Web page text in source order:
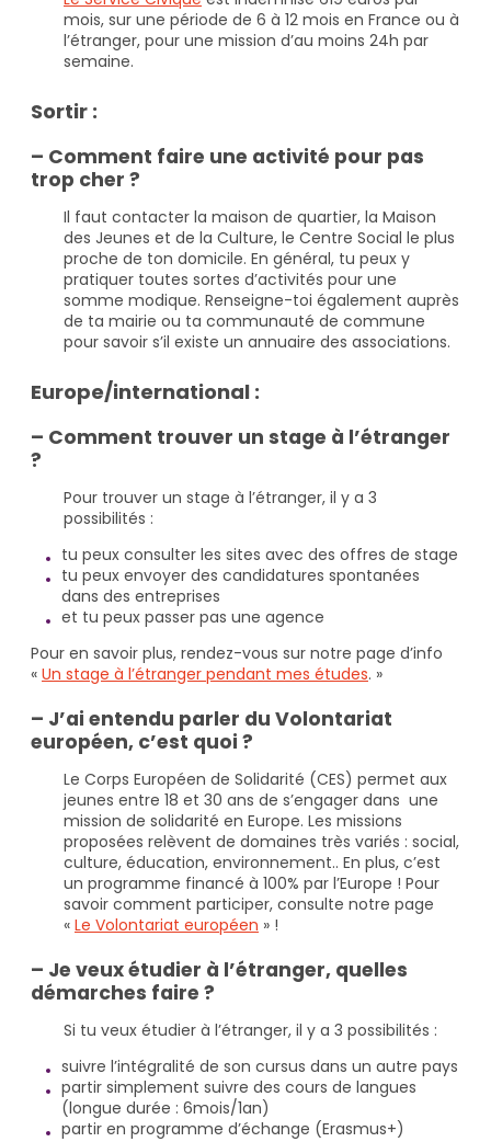
mois, sur une période de 6 à 12 mois en France ou à
l’étranger, pour une mission d’au moins 24h par
semaine.
Sortir :
– Comment faire une activité pour pas
trop cher ?
Il faut contacter la maison de quartier, la Maison
des Jeunes et de la Culture, le Centre Social le plus
proche de ton domicile. En général, tu peux y
pratiquer toutes sortes d’activités pour une
somme modique. Renseigne-toi également auprès
de ta mairie ou ta communauté de commune
pour savoir s’il existe un annuaire des associations.
Europe/international :
– Comment trouver un stage à l’étranger
?
Pour trouver un stage à l’étranger, il y a 3
possibilités :
tu peux consulter les sites avec des offres de stage
tu peux envoyer des candidatures spontanées
dans des entreprises
et tu peux passer pas une agence
Pour en savoir plus, rendez-vous sur notre page d’info
« Un stage à l’étranger pendant mes études. »
– J’ai entendu parler du Volontariat
européen, c’est quoi ?
Le Corps Européen de Solidarité (CES) permet aux
jeunes entre 18 et 30 ans de s’engager dans une
mission de solidarité en Europe. Les missions
proposées relèvent de domaines très variés : social,
culture, éducation, environnement.. En plus, c’est
un programme financé à 100% par l’Europe ! Pour
savoir comment participer, consulte notre page
« Le Volontariat européen » !
– Je veux étudier à l’étranger, quelles
démarches faire ?
Si tu veux étudier à l’étranger, il y a 3 possibilités :
suivre l’intégralité de son cursus dans un autre pays
partir simplement suivre des cours de langues
(longue durée : 6mois/1an)
partir en programme d’échange (Erasmus+)